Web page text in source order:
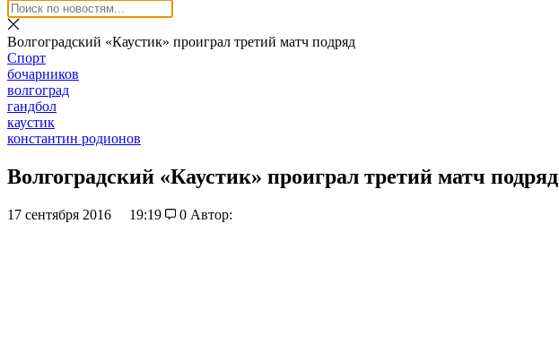
Волгоградский «Каустик» проиграл третий матч подряд
Спорт
бочарников
волгоград
гандбол
каустик
константин родионов
Волгоградский «Каустик» проиграл третий матч подряд
17 сентября 2016 19:19 0 Автор: